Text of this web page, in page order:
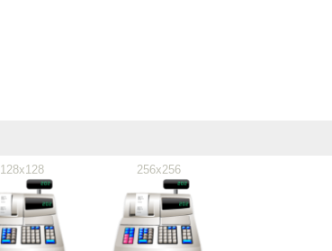
128x128 256x256